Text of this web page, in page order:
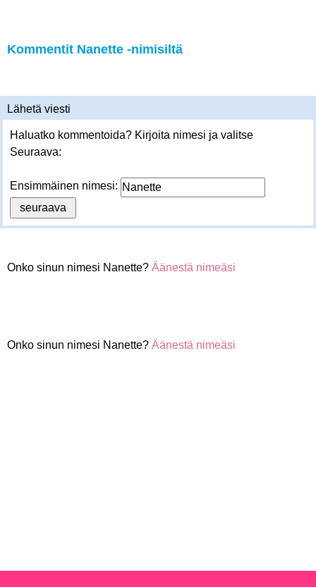
Kommentit Nanette -nimisiltä
Lähetä viesti
Haluatko kommentoida? Kirjoita nimesi ja valitse
Seuraava:
Ensimmäinen nimesi:
Onko sinun nimesi Nanette? Äänestä nimeäsi
Onko sinun nimesi Nanette? Äänestä nimeäsi